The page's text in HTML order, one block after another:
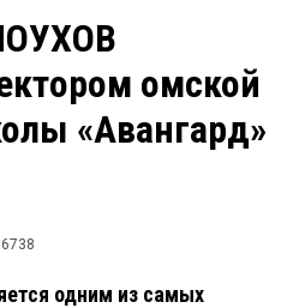
Рейтинги
Блоги
Архив
омской
«Авангард»
6738
одним из самых